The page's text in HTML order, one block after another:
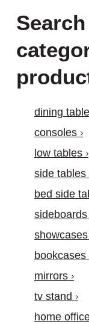
dining
consoles
low tables
side tables
bed side
sideboards
showcases
bookcases
mirrors
tv stand
home